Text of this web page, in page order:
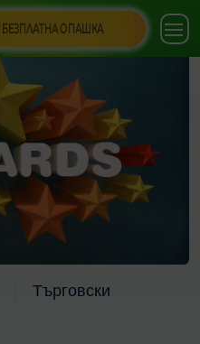
БЕЗПЛАТНА ОПАШКА
Търговски